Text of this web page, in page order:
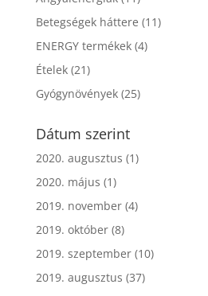
Betegségek háttere (11)
ENERGY termékek(4)
Ételek(21)
Gyógynövények(25)
Dátum szerint
2020. augusztus (1)
2020. május (1)
2019. november(4)
2019. október(8)
2019. szeptember(10)
2019. augusztus (37)